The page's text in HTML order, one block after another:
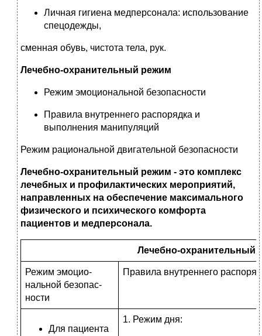
Личная гигиена медперсонала: использование
спецодежды,
сменная обувь, чистота тела, рук.
Лечебно-охранительный режим
Режим эмоциональной безопасности
Правила внутреннего распорядка и
выполнения манипуляций
Режим рациональной двигательной безопасности
Лечебно-охранительный режим - это комплекс
лечебных и профилактических мероприятий,
направленных на обеспечение максимального
физического и психического комфорта
пациентов и медперсонала.
Лечебно-охранительный
Режим эмоцио­
нальной безопас­
ности
Правила внутреннего
Для пациента
1. Режим дня: